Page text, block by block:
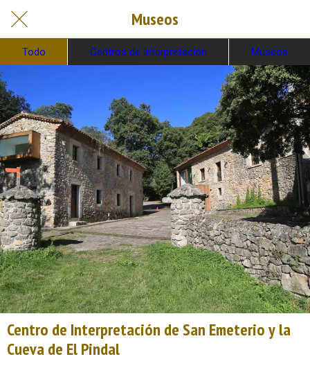
Museos
Todo Centros de Interpretación Museos
Centro de Interpretación de San Emeterio y la
Cueva de El Pindal